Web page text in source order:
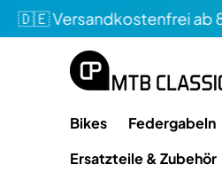
Versandkostenfrei ab 80€
Bikes Federgabeln
Ersatzteile & Zubehör